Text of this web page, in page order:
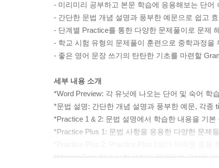
- 미리미리 공부하고 본문 학습에 응용해보는 단어
- 간단한 문법 개념 설명과 풍부한 예문으로 쉽고
- 단계별 Practice를 통한 다양한 문제풀이로 문제
- 학교 시험 유형의 문제풀이 훈련으로 중학과정을
- 좋은 영어 문장 쓰기의 탄탄한 기초를 마련할
세부 내용 소개
*Word Preview: 각 유닛에 나오는 단어 및 숙어 학
*문법 설명: 간단한 개념 설명과 풍부한 예문, 각종
*Practice 1 & 2: 문법 설명에서 학습한 내용을 기본
*Practice Plus 1: 문법 사항을 응용한 다양한 문제
*Master Test: 학교 시험 유형의 문제들로 구성된